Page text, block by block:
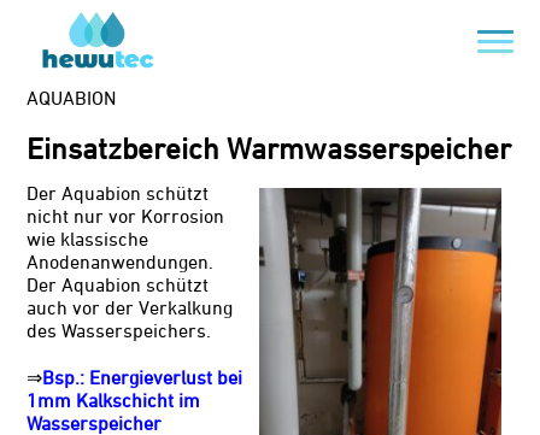
AQUABION
Einsatzbereich Warmwasserspeicher
Der Aquabion schützt
nicht nur vor Korrosion
wie klassische
Anodenanwendungen.
Der Aquabion schützt
auch vor der Verkalkung
des Wasserspeichers.
⇒Bsp.: Energieverlust bei
1mm Kalkschicht im
Wasserspeicher